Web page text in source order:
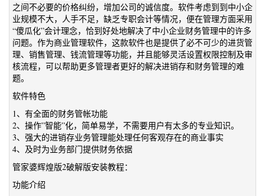
之间不必要的价格纠纷，增加公司的诚信度。软件考虑到到中小企
业规模不大，人手不足，缺乏专职会计等情况，便在管理方面采用
“傻瓜化”会计理念，恰到好处地解决了中小企业财务管理中的许多
问题。作为商业管理软件，这款软件也是提供了必不可少的进货管
理、销售管理、钱流管理等功能，并且能够灵活设置权限控制及审
核流程，可以帮助更多管理者更好的解决进销存和财务管理的难
题。
软件特色
1、有全面的财务管帐功能
2、操作”智能”化，简单易学，不需要用户有太多的专业知识。
3、强大的进销存业务管理能处理任何客观存在的商业事实
4、及时为业务部门提供财务依据
管家婆辉煌版2破解版安装教程：
功能介绍